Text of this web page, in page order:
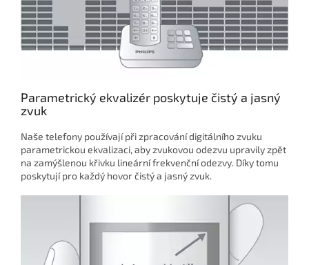
Parametrický ekvalizér poskytuje čistý a jasný
zvuk
Naše telefony používají při zpracování digitálního zvuku
parametrickou ekvalizaci, aby zvukovou odezvu upravily zpět
na zamýšlenou křivku lineární frekvenční odezvy. Díky tomu
poskytují pro každý hovor čistý a jasný zvuk.